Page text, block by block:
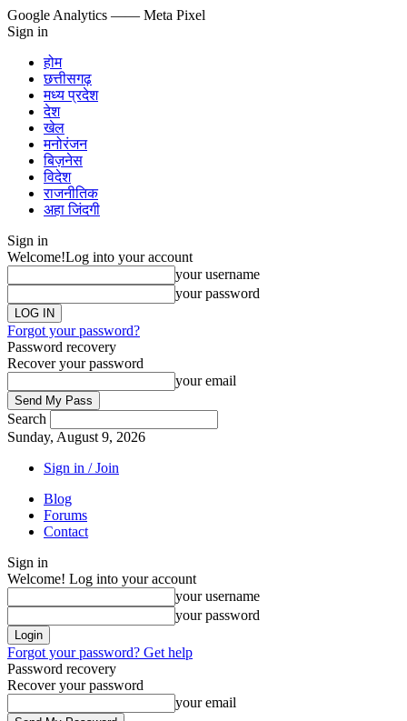
Google Analytics —— Meta Pixel
Sign in
होम
छत्तीसगढ़
मध्य प्रदेश
देश
खेल
मनोरंजन
बिज़नेस
विदेश
राजनीतिक
अहा जिंदगी
Sign in
Welcome!Log into your account
your username
your password
Forgot your password?
Password recovery
Recover your password
your email
Search
Sunday, August 9, 2026
Sign in / Join
Blog
Forums
Contact
Sign in
Welcome! Log into your account
your username
your password
Forgot your password? Get help
Password recovery
Recover your password
your email